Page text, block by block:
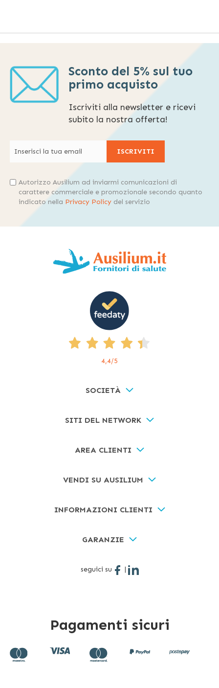
Sconto del 5% sul tuo
primo acquisto
Iscriviti alla newsletter e ricevi
subito la nostra offerta!
ISCRIVITI
Autorizzo Ausilium ad inviarmi comunicazioni di
carattere commerciale e promozionale secondo quanto
indicato nella Privacy Policy del servizio
4,4/5
SOCIETÀ
SITI DEL NETWORK
AREA CLIENTI
VENDI SU AUSILIUM
INFORMAZIONI CLIENTI
GARANZIE
seguici su |
Pagamenti sicuri